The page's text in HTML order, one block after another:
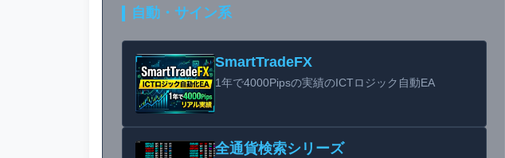
自動・サイン系
SmartTradeFX
1年で4000Pipsの実績のICTロジック自動EA
全通貨検索シリーズ